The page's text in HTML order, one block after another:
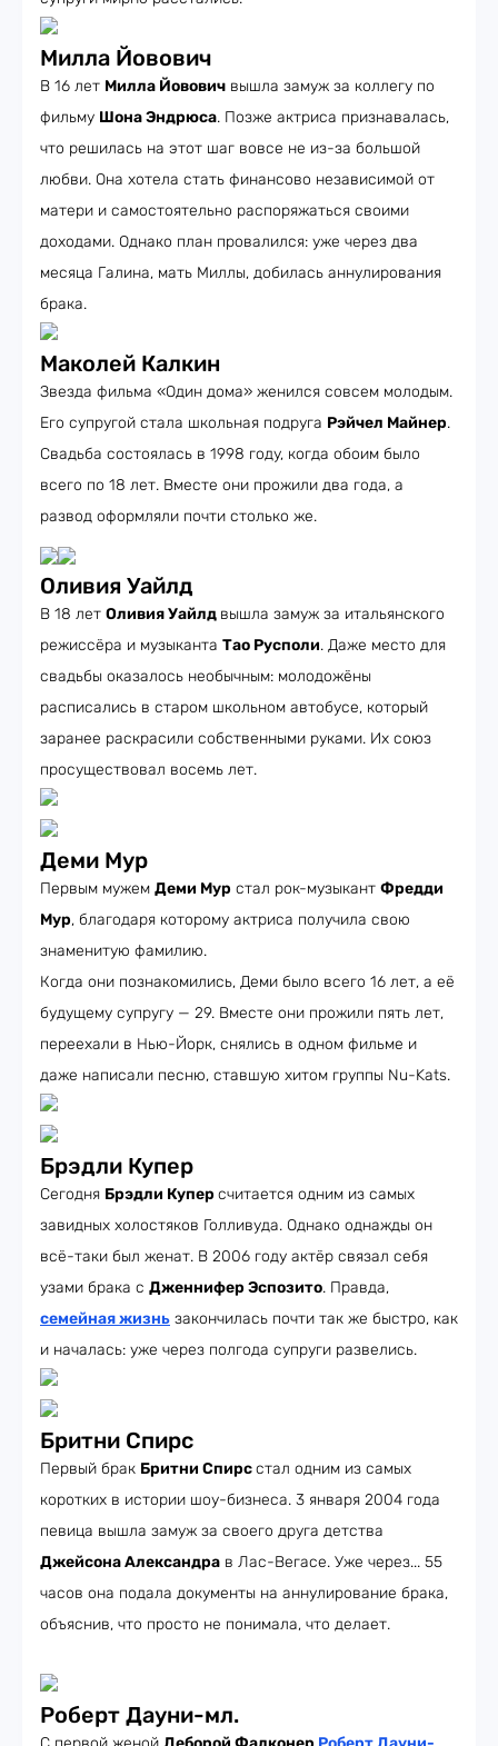
Милла Йовович
В 16 лет Милла Йовович вышла замуж за коллегу по
фильму Шона Эндрюса. Позже актриса признавалась,
что решилась на этот шаг вовсе не из-за большой
любви. Она хотела стать финансово независимой от
матери и самостоятельно распоряжаться своими
доходами. Однако план провалился: уже через два
месяца Галина, мать Миллы, добилась аннулирования
брака.
Маколей Калкин
Звезда фильма «Один дома» женился совсем молодым.
Его супругой стала школьная подруга Рэйчел Майнер.
Свадьба состоялась в 1998 году, когда обоим было
всего по 18 лет. Вместе они прожили два года, а
развод оформляли почти столько же.
Оливия Уайлд
В 18 лет Оливия Уайлд вышла замуж за итальянского
режиссёра и музыканта Тао Русполи. Даже место для
свадьбы оказалось необычным: молодожёны
расписались в старом школьном автобусе, который
заранее раскрасили собственными руками. Их союз
просуществовал восемь лет.
Деми Мур
Первым мужем Деми Мур стал рок-музыкант Фредди
Мур, благодаря которому актриса получила свою
знаменитую фамилию.
Когда они познакомились, Деми было всего 16 лет, а её
будущему супругу — 29. Вместе они прожили пять лет,
переехали в Нью-Йорк, снялись в одном фильме и
даже написали песню, ставшую хитом группы Nu-Kats.
Брэдли Купер
Сегодня Брэдли Куперсчитается одним из самых
завидных холостяков Голливуда. Однако однажды он
всё-таки был женат. В 2006 году актёр связал себя
узами брака с Дженнифер Эспозито. Правда,
семейная жизнь закончилась почти так же быстро, как
и началась: уже через полгода супруги развелись.
Бритни Спирс
Первый брак Бритни Спирсстал одним из самых
коротких в истории шоу-бизнеса. 3 января 2004 года
певица вышла замуж за своего друга детства
Джейсона Александра в Лас-Вегасе. Уже через... 55
часов она подала документы на аннулирование брака,
объяснив, что просто не понимала, что делает.
Роберт Дауни-мл.